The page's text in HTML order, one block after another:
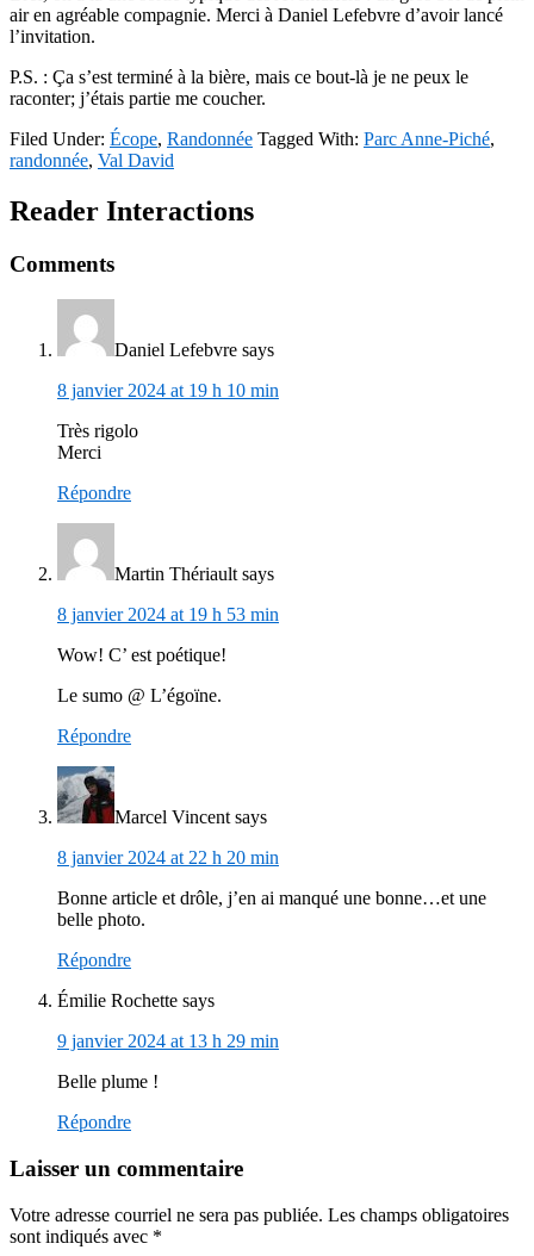
air en agréable compagnie. Merci à Daniel Lefebvre d’avoir lancé
l’invitation.
P.S. : Ça s’est terminé à la bière, mais ce bout-là je ne peux le
raconter; j’étais partie me coucher.
Filed Under: Écope, Randonnée Tagged With: Parc Anne-Piché,
randonnée, Val David
Reader Interactions
Comments
Daniel Lefebvre says
8 janvier 2024 at 19 h 10 min
Très rigolo
Merci
Répondre
Martin Thériault says
8 janvier 2024 at 19 h 53 min
Wow! C’ est poétique!
Le sumo @ L’égoïne.
Répondre
Marcel Vincent says
8 janvier 2024 at 22 h 20 min
Bonne article et drôle, j’en ai manqué une bonne…et une
belle photo.
Répondre
Émilie Rochette says
9 janvier 2024 at 13 h 29 min
Belle plume !
Répondre
Laisser un commentaire
Votre adresse courriel ne sera pas publiée. Les champs obligatoires
sont indiqués avec *